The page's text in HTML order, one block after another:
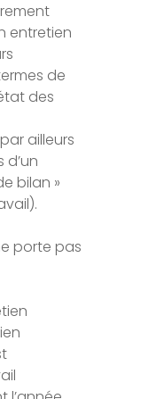
entretien
de
des
ailleurs
d’un
bilan »
porte pas